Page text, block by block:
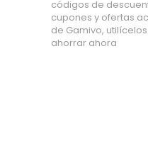
códigos de
cupones y ofertas
de Gamivo,
ahorrar ahora